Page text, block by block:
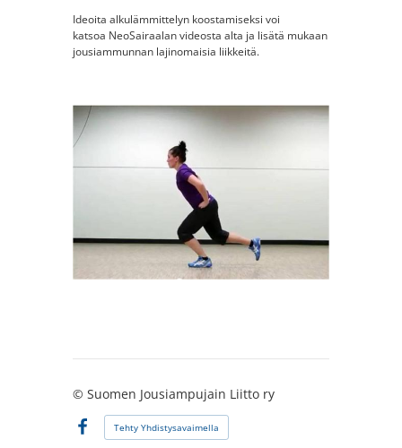
Ideoita alkulämmittelyn koostamiseksi voi
katsoa NeoSairaalan videosta alta ja lisätä mukaan
jousiammunnan lajinomaisia liikkeitä.
© Suomen Jousiampujain Liitto ry
Facebook
Tehty Yhdistysavaimella